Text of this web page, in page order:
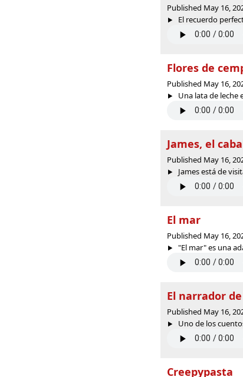
Published May 16,
El recuerdo
Flores de
Published May 16,
Una lata de leche
James, el
Published May 16,
James está de
El mar
Published May 16,
"El mar" es una
El narrador
Published May 16,
Uno de los
Creepypasta